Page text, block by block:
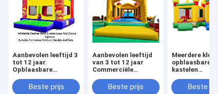
Aanbevolen leeftijd 3
tot 12 jaar.
Opblaasbare
aangepaste logo- en
kleuropties. Geschikt
Beste prijs
Aanbevolen leeftijd
van 3 tot 12 jaar
Commerciële
opblaasbare
speelruimten
Beste prijs
Meerdere
opblaasbare
kastelen
opvouwbaar
gemakkelijk
Beste